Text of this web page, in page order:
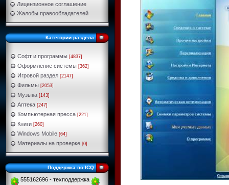
Лицензионное соглашение
Жалобы правообладателей
Категории раздела
Софт и программы [4837]
Оформление системы [362]
Игровой раздел [2147]
Фильмы [2053]
Музыка [143]
Аптека [247]
Компьютерная пресса [221]
Книги [260]
Windows Mobile [64]
Материалы на проверке [0]
Поддержка по ICQ
555162696 - техподдержка